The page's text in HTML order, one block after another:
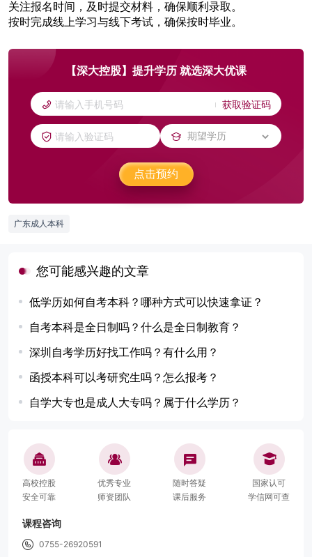
关注报名时间，及时提交材料，确保顺利录取。
按时完成线上学习与线下考试，确保按时毕业。
【深大控股】提升学历 就选深大优课
获取验证码
点击预约
广东成人本科
您可能感兴趣的文章
低学历如何自考本科？哪种方式可以快速拿证？
自考本科是全日制吗？什么是全日制教育？
深圳自考学历好找工作吗？有什么用？
函授本科可以考研究生吗？怎么报考？
自学大专也是成人大专吗？属于什么学历？
高校控股
安全可靠
优秀专业
师资团队
随时答疑
课后服务
国家认可
学信网可查
课程咨询
0755-26920591